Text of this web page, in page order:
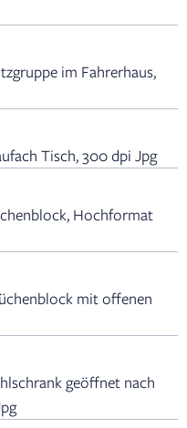
im Fahrerhaus,
Tisch, 300 dpi Jpg
Hochformat
mit offenen
geöffnet nach